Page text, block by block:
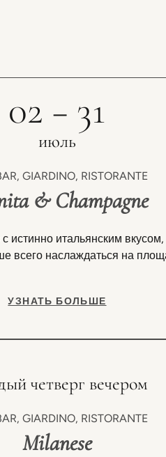
02 − 31
июль
GIARDINO, RISTORANTE
& Champagne
истинно итальянским вкусом,
всего наслаждаться на
УЗНАТЬ БОЛЬШЕ
четверг вечером
GIARDINO, RISTORANTE
Milanese